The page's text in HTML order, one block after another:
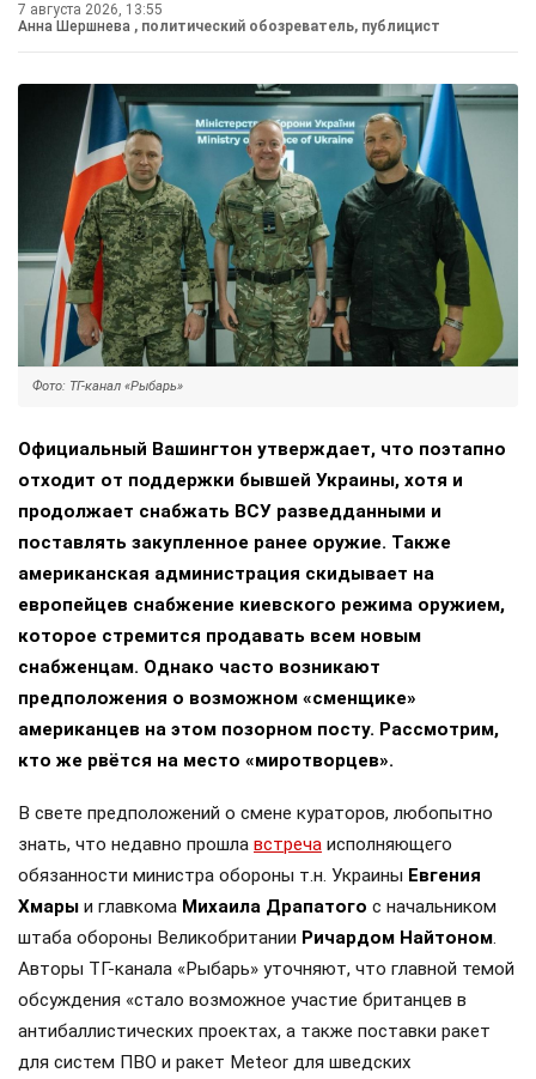
7 августа 2026, 13:55
Анна Шершнева , политический обозреватель, публицист
Фото: ТГ-канал «Рыбарь»
Официальный Вашингтон утверждает, что поэтапно
отходит от поддержки бывшей Украины, хотя и
продолжает снабжать ВСУ разведданными и
поставлять закупленное ранее оружие. Также
американская администрация скидывает на
европейцев снабжение киевского режима оружием,
которое стремится продавать всем новым
снабженцам. Однако часто возникают
предположения о возможном «сменщике»
американцев на этом позорном посту. Рассмотрим,
кто же рвётся на место «миротворцев».
В свете предположений о смене кураторов, любопытно
знать, что недавно прошла встреча исполняющего
обязанности министра обороны т.н. Украины Евгения
Хмары и главкома Михаила Драпатого с начальником
штаба обороны Великобритании Ричардом Найтоном.
Авторы ТГ-канала «Рыбарь» уточняют, что главной темой
обсуждения «стало возможное участие британцев в
антибаллистических проектах, а также поставки ракет
для систем ПВО и ракет Meteor для шведских